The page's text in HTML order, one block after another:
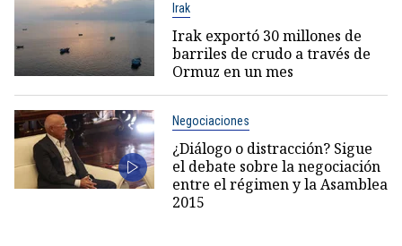
Irak
Irak exportó 30 millones de
barriles de crudo a través de
Ormuz en un mes
Negociaciones
¿Diálogo o distracción? Sigue
el debate sobre la negociación
entre el régimen y la Asamblea
2015